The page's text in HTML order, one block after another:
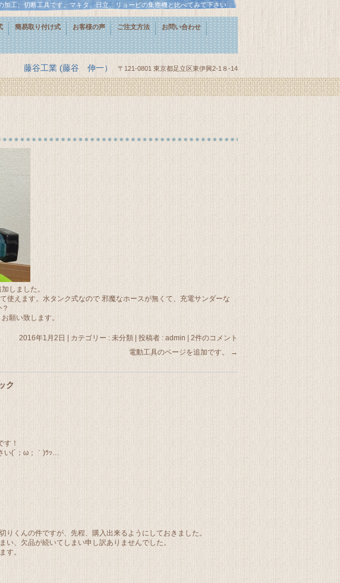
工、切断工具です。マキタ、日立、リョービの集塵機と比べてみて下さい
藤谷工業 (藤谷 伸一） 〒121-0801 東京都足立区東伊興2-1８-14
簡易取り付け式 お客様の声 ご注文方法 お問い合わせ
しました。
使えます。水タンク式なので 邪魔なホースが無くて、充電サンダーな
願い致します。
2016年1月2日 | カテゴリー : 未分類 | 投稿者 : admin | 2件のコメント
電動工具のページを追加です。 →
ク
す！
い(´；ω；｀)ｳｯ…
りくんの件ですが、先程、購入出来るようにしておきました。
い、欠品が続いてしまい申し訳ありませんでした。
す。